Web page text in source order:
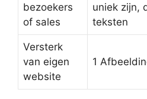
bezoekers
of sales
uniek zijn,
teksten
Versterk
van eigen
website
1